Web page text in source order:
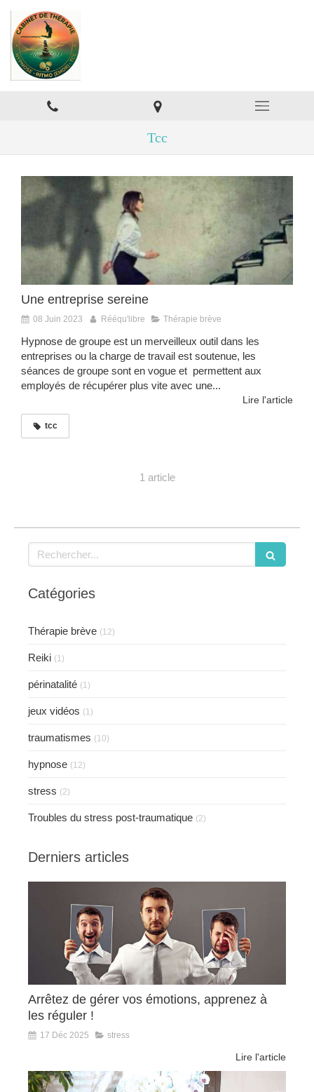
Tcc
Une entreprise sereine
08 Juin 2023 Rééqu'libre Thérapie brève
Hypnose de groupe est un merveilleux outil dans les
entreprises ou la charge de travail est soutenue, les
séances de groupe sont en vogue et permettent aux
employés de récupérer plus vite avec une...
Lire l'article
tcc
1 article
Rechercher
Catégories
Thérapie brève (12)
Reiki (1)
périnatalité (1)
jeux vidéos (1)
traumatismes (10)
hypnose (12)
stress (2)
Troubles du stress post-traumatique (2)
Derniers articles
Arrêtez de gérer vos émotions, apprenez à
les réguler !
17 Déc 2025 stress
Lire l'article